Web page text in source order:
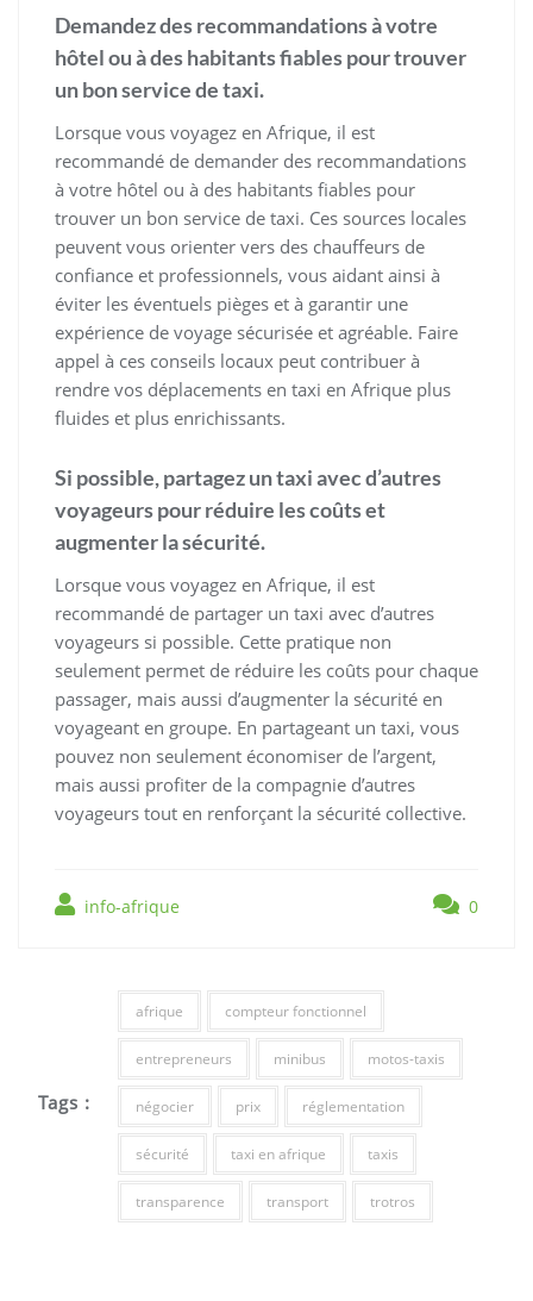
Demandez des recommandations à votre
hôtel ou à des habitants fiables pour trouver
un bon service de taxi.
Lorsque vous voyagez en Afrique, il est
recommandé de demander des recommandations
à votre hôtel ou à des habitants fiables pour
trouver un bon service de taxi. Ces sources locales
peuvent vous orienter vers des chauffeurs de
confiance et professionnels, vous aidant ainsi à
éviter les éventuels pièges et à garantir une
expérience de voyage sécurisée et agréable. Faire
appel à ces conseils locaux peut contribuer à
rendre vos déplacements en taxi en Afrique plus
fluides et plus enrichissants.
Si possible, partagez un taxi avec d’autres
voyageurs pour réduire les coûts et
augmenter la sécurité.
Lorsque vous voyagez en Afrique, il est
recommandé de partager un taxi avec d’autres
voyageurs si possible. Cette pratique non
seulement permet de réduire les coûts pour chaque
passager, mais aussi d’augmenter la sécurité en
voyageant en groupe. En partageant un taxi, vous
pouvez non seulement économiser de l’argent,
mais aussi profiter de la compagnie d’autres
voyageurs tout en renforçant la sécurité collective.
info-afrique 0
Tags :
afrique compteur fonctionnel
entrepreneurs minibus motos-taxis
négocier prix réglementation
sécurité taxi en afrique taxis
transparence transport trotros